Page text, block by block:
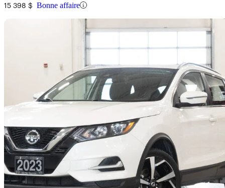
15 398 $ Bonne affaire
2023 Nissan Qashqai